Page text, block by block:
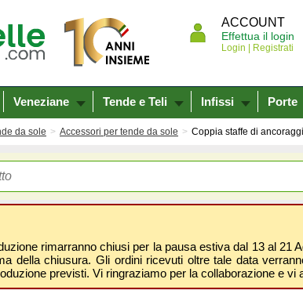
ACCOUNT
Effettua il login
Login | Registrati
Veneziane Tende e Teli Infissi Porte
da sole Accessori per tende da sole Coppia staffe di
rimarranno chiusi per la pausa estiva dal 13 al 21
della chiusura. Gli ordini ricevuti oltre tale data
previsti. Vi ringraziamo per la collaborazione e vi